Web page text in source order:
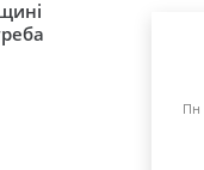
Пн